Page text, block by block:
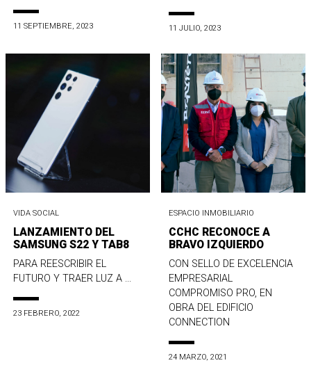
11 SEPTIEMBRE, 2023 11 JULIO, 2023
VIDA SOCIAL
LANZAMIENTO DEL
SAMSUNG S22 Y TAB8
PARA REESCRIBIR EL
FUTURO Y TRAER LUZ A ...
23 FEBRERO, 2022
ESPACIO INMOBILIARIO
CCHC RECONOCE A
BRAVO IZQUIERDO
CON SELLO DE EXCELENCIA
EMPRESARIAL
COMPROMISO PRO, EN
OBRA DEL EDIFICIO
CONNECTION
24 MARZO, 2021